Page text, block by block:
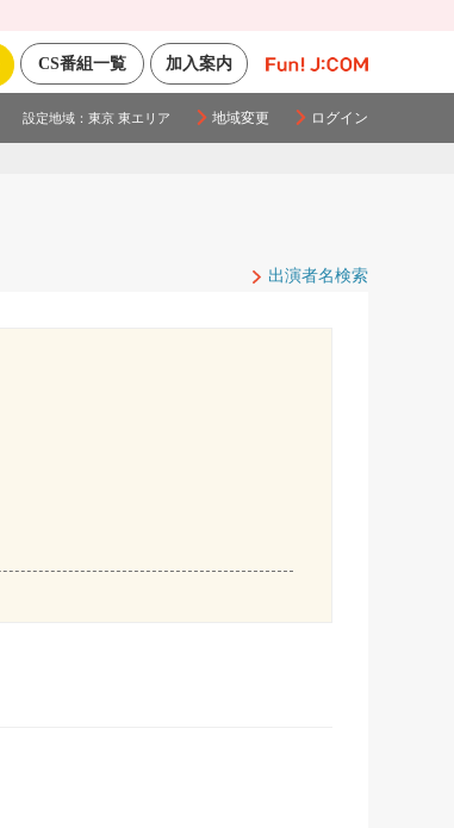
加入案内
CS番組一覧
設定地域： 東京 東エリア 地域変更 ログイン
出演者名検索